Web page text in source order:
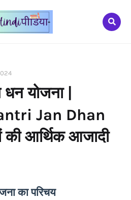
योजना |
Jan Dhan
की आर्थिक आजादी
का परिचय